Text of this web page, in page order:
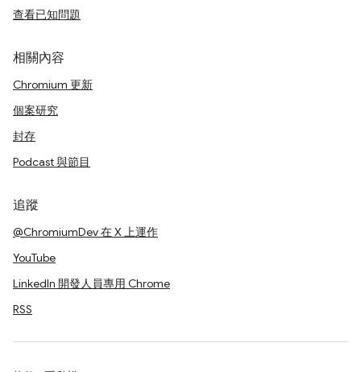
查看已知問題
相關內容
Chromium 更新
個案研究
封存
Podcast 與節目
追蹤
@ChromiumDev 在 X 上運作
YouTube
LinkedIn 開發人員專用 Chrome
RSS